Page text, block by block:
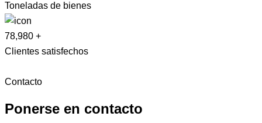
Toneladas de bienes
78,980 +
Clientes satisfechos
Contacto
Ponerse en contacto